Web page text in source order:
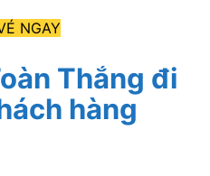
NGAY
Thắng đi
hàng